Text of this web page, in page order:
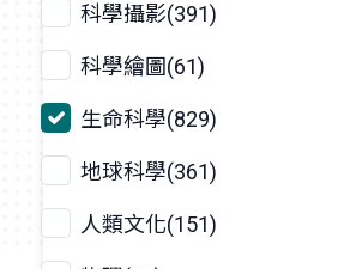
科學攝影(391)
科學繪圖(61)
生命科學(829)
地球科學(361)
人類文化(151)